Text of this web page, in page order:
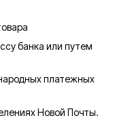
банка или путем
платежных
Новой Почты.